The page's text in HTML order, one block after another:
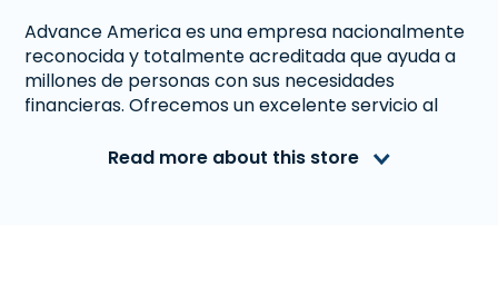
Advance America es una empresa nacionalmente
reconocida y totalmente acreditada que ayuda a
millones de personas con sus necesidades
financieras. Ofrecemos un excelente servicio al
necesitan dinero inmediato. Con nosotros obtener
Read more about this store